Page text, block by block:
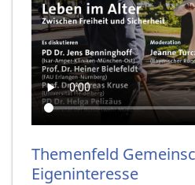
Themenfeld
Eigeninteresse